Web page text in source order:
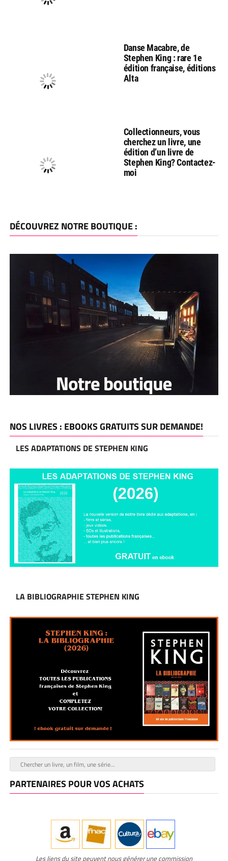
Danse Macabre, de
Stephen King : rare 1e
édition française, éditions
Alta
Collectionneurs, vous
cherchez un livre, une
édition d’un livre de
Stephen King? Contactez-
moi
DÉCOUVREZ NOTRE BOUTIQUE :
NOS LIVRES : EBOOKS GRATUITS SUR DEMANDE!
LES ADAPTATIONS DE STEPHEN KING
LA BIBLIOGRAPHIE STEPHEN KING
PARTENAIRES POUR VOS ACHATS
Les liens du site peuvent nous générer une commission